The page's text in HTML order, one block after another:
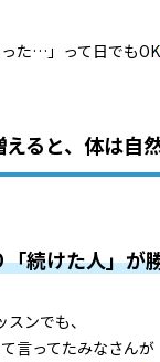
った…」って日でもOK
えると、体は自
続けた人」が
ンでも、
言ってたみなさんが